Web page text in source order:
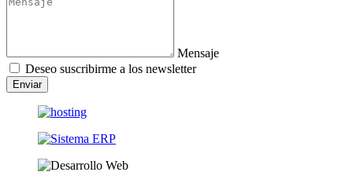
Mensaje
Deseo suscribirme a los newsletter
Enviar